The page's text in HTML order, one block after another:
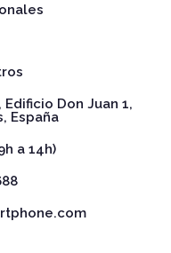
Don Juan 1,
España
a 14h)